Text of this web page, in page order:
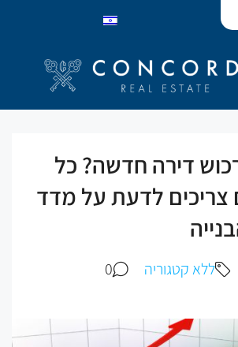
חדשה? כל
לדעת על מדד
קטגוריה 0